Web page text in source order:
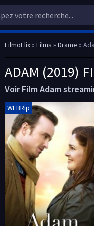
FilmoFlix» Films » Drame »
ADAM (2019)
Voir Film Adam
WEBRip